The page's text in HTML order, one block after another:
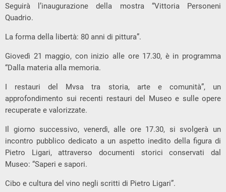
Seguirà l’inaugurazione della mostra “Vittoria Personeni
Quadrio.
La forma della libertà: 80 anni di pittura”.
Giovedì 21 maggio, con inizio alle ore 17.30, è in programma
“Dalla materia alla memoria.
I restauri del Mvsa tra storia, arte e comunità”, un
approfondimento sui recenti restauri del Museo e sulle opere
recuperate e valorizzate.
Il giorno successivo, venerdì, alle ore 17.30, si svolgerà un
incontro pubblico dedicato a un aspetto inedito della figura di
Pietro Ligari, attraverso documenti storici conservati dal
Museo: “Saperi e sapori.
Cibo e cultura del vino negli scritti di Pietro Ligari”.